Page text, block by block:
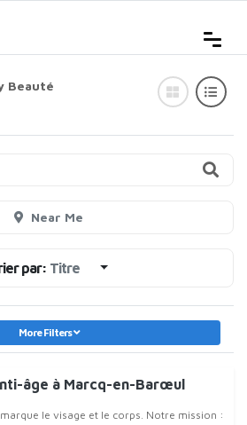
Beauté
Near Me
par: Titre
More Filters
âge à Marcq-en-Barœul
le visage et le corps. Notre mission :